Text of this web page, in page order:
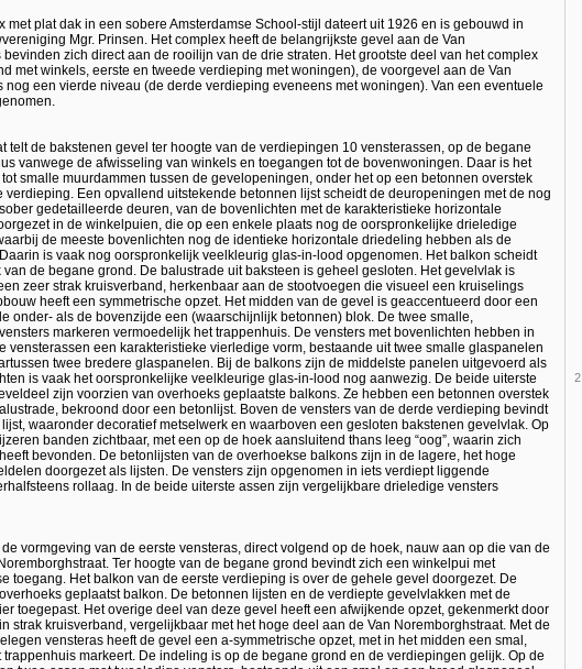
met plat dak in een sobere Amsterdamse School-stijl dateert uit 1926 en is gebouwd in
Mgr. Prinsen. Het complex heeft de belangrijkste gevel aan de Van
zich direct aan de rooilijn van de drie straten. Het grootste deel van het complex
met winkels, eerste en tweede verdieping met woningen), de voorgevel aan de Van
nog een vierde niveau (de derde verdieping eveneens met woningen). Van een eventuele
telt de bakstenen gevel ter hoogte van de verdiepingen 10 vensterassen, op de begane
vanwege de afwisseling van winkels en toegangen tot de bovenwoningen. Daar is het
smalle muurdammen tussen de gevelopeningen, onder het op een betonnen overstek
verdieping. Een opvallend uitstekende betonnen lijst scheidt de deuropeningen met de nog
gedetailleerde deuren, van de bovenlichten met de karakteristieke horizontale
in de winkelpuien, die op een enkele plaats nog de oorspronkelijke drieledige
de meeste bovenlichten nog de identieke horizontale driedeling hebben als de
is vaak nog oorspronkelijk veelkleurig glas-in-lood opgenomen. Het balkon scheidt
de begane grond. De balustrade uit baksteen is geheel gesloten. Het gevelvlak is
zeer strak kruisverband, herkenbaar aan de stootvoegen die visueel een kruiselings
heeft een symmetrische opzet. Het midden van de gevel is geaccentueerd door een
onder- als de bovenzijde een (waarschijnlijk betonnen) blok. De twee smalle,
markeren vermoedelijk het trappenhuis. De vensters met bovenlichten hebben in
vensterassen een karakteristieke vierledige vorm, bestaande uit twee smalle glaspanelen
twee bredere glaspanelen. Bij de balkons zijn de middelste panelen uitgevoerd als
is vaak het oorspronkelijke veelkleurige glas-in-lood nog aanwezig. De beide uiterste
zijn voorzien van overhoeks geplaatste balkons. Ze hebben een betonnen overstek
bekroond door een betonlijst. Boven de vensters van de derde verdieping bevindt
waaronder decoratief metselwerk en waarboven een gesloten bakstenen gevelvlak. Op
banden zichtbaar, met een op de hoek aansluitend thans leeg “oog”, waarin zich
bevonden. De betonlijsten van de overhoekse balkons zijn in de lagere, het hoge
doorgezet als lijsten. De vensters zijn opgenomen in iets verdiept liggende
rollaag. In de beide uiterste assen zijn vergelijkbare drieledige vensters
vormgeving van de eerste vensteras, direct volgend op de hoek, nauw aan op die van de
Ter hoogte van de begane grond bevindt zich een winkelpui met
toegang. Het balkon van de eerste verdieping is over de gehele gevel doorgezet. De
geplaatst balkon. De betonnen lijsten en de verdiepte gevelvlakken met de
toegepast. Het overige deel van deze gevel heeft een afwijkende opzet, gekenmerkt door
strak kruisverband, vergelijkbaar met het hoge deel aan de Van Noremborghstraat. Met de
vensteras heeft de gevel een a-symmetrische opzet, met in het midden een smal,
markeert. De indeling is op de begane grond en de verdiepingen gelijk. Op de
2